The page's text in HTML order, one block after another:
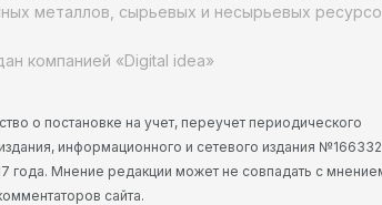
металлов, сырьевых и несырьевых
компанией «Digital idea»
о постановке на учет, переучет периодического
информационного и сетевого издания
года. Мнение редакции может не совпадать с
сайта.